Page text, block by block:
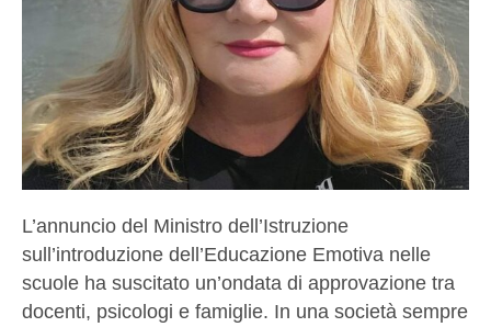
L’annuncio del Ministro dell’Istruzione
sull’introduzione dell’Educazione Emotiva nelle
scuole ha suscitato un’ondata di approvazione tra
docenti, psicologi e famiglie. In una società sempre